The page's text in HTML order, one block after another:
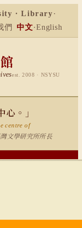
· Library ·
們 中文·English
est. 2008 · NSYSU
。」
centre of
文學研究所所長